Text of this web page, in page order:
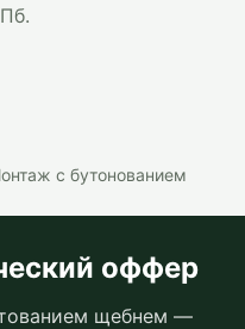
с бутонованием
оффер
щебнем —